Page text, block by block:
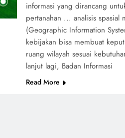
informasi yang dirancang
pertanahan ... analisis spasial
(Geographic Information
kebijakan bisa membuat
ruang wilayah sesuai
lanjut lagi, Badan Informasi
Read More